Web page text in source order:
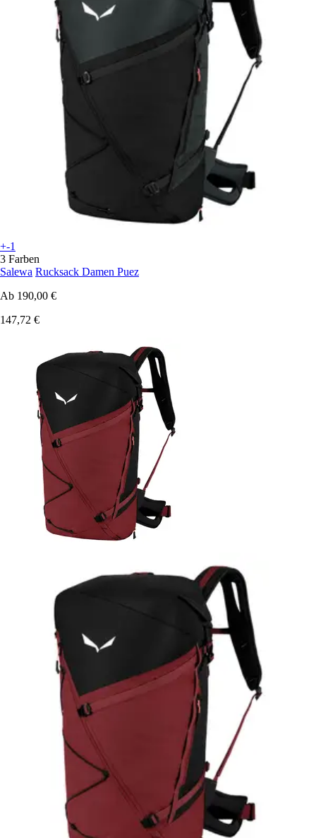
+-1
3 Farben
Salewa Rucksack Damen Puez
Ab 190,00 €
147,72 €